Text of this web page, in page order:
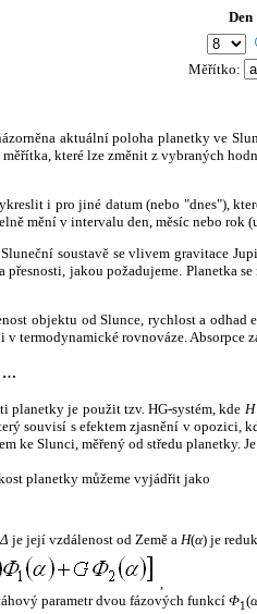
Den
Měřítko:
aktuální poloha planetky ve
které lze změnit z vybraných
i pro jiné datum (nebo "dnes"),
mění v intervalu den, měsíc nebo
soustavě se vlivem gravitace
přesnosti, jakou požadujeme.
objektu od Slunce, rychlost a
termodynamické rovnováze. Absorpce
…
planetky je použit tzv. HG-systém, kde H
souvisí s efektem zjasnění v opozici,
ke Slunci, měřený od středu planetky.
planetky můžeme vyjádřit jako
Δ je její vzdálenost od Země a H(α) je
,
parametr dvou fázových funkcí Φ1(α